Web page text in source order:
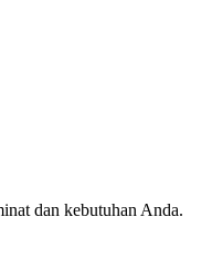
dan kebutuhan Anda.